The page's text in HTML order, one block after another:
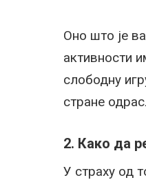
Оно што је
активности
слободну
стране
2. Како да
У страху од